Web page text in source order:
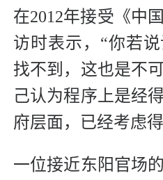
在2012年接受《中
访时表示，“你若
找不到，这也是不
己认为程序上是经
府层面，已经考虑
一位接近东阳官场